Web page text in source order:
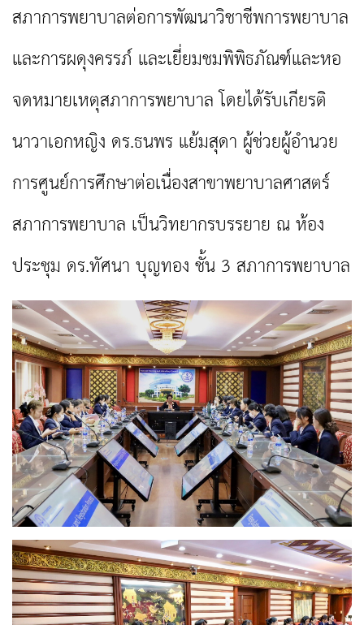
สภาการพยาบาลต่อการพัฒนาวิชาชีพการพยาบาล
และการผดุงครรภ์ และเยี่ยมชมพิพิธภัณฑ์และหอ
จดหมายเหตุสภาการพยาบาล โดยได้รับเกียรติ
นาวาเอกหญิง ดร.ธนพร แย้มสุดา ผู้ช่วยผู้อำนวย
การศูนย์การศึกษาต่อเนื่องสาขาพยาบาลศาสตร์
สภาการพยาบาล เป็นวิทยากรบรรยาย ณ ห้อง
ประชุม ดร.ทัศนา บุญทอง ชั้น 3 สภาการพยาบาล